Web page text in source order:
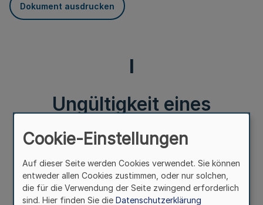
Dokument ausdrucken
I
Ungültigkeit eines
Ausweises für Mitglieder
des Konsularkorps
Ungültigkeit eines Ausweises
Cookie-Einstellungen
Auf dieser Seite werden Cookies verwendet. Sie können
entweder allen Cookies zustimmen, oder nur solchen,
die für die Verwendung der Seite zwingend erforderlich
sind. Hier finden Sie die Datenschutzerklärung